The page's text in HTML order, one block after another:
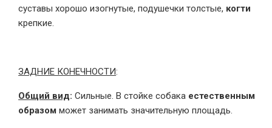
суставы хорошо изогнутые, подушечки толстые, когти
крепкие.
ЗАДНИЕ КОНЕЧНОСТИ:
Общий вид: Сильные. В стойке собака естественным
образом может занимать значительную площадь.